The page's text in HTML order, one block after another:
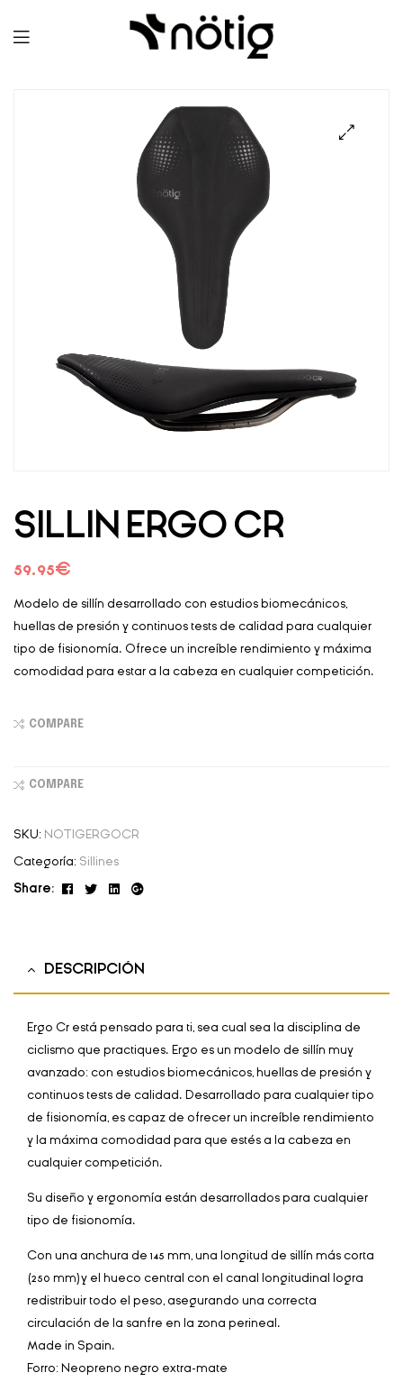
SILLIN ERGO CR
59.95€
Modelo de sillín desarrollado con estudios biomecánicos,
huellas de presión y continuos tests de calidad para cualquier
tipo de fisionomía. Ofrece un increíble rendimiento y máxima
comodidad para estar a la cabeza en cualquier competición.
COMPARE
COMPARE
SKU: NOTIGERGOCR
Categoría: Sillines
Share:
Facebook
TwitterLinkedin
Google+
DESCRIPCIÓN
Ergo Cr está pensado para ti, sea cual sea la disciplina de
ciclismo que practiques. Ergo es un modelo de sillín muy
avanzado: con estudios biomecánicos, huellas de presión y
continuos tests de calidad. Desarrollado para cualquier tipo
de fisionomía, es capaz de ofrecer un increíble rendimiento
y la máxima comodidad para que estés a la cabeza en
cualquier competición.
Su diseño y ergonomía están desarrollados para cualquier
tipo de fisionomía.
Con una anchura de 145 mm, una longitud de sillín más corta
(250 mm)y el hueco central con el canal longitudinal logra
redistribuir todo el peso, asegurando una correcta
circulación de la sanfre en la zona perineal.
Made in Spain.
Forro: Neopreno negro extra-mate